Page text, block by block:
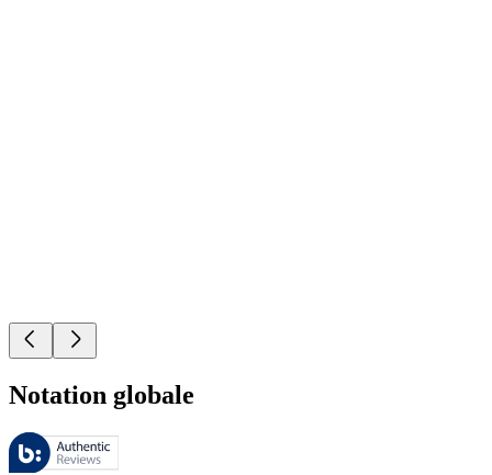
Notation globale
Ces évaluations sont gérées par Bazaarvoice et sont conformes à la